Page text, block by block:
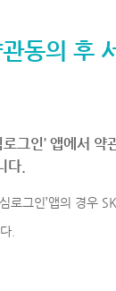
동의 후
로그인’ 앱에서
다.
로그인’앱의 경우
.